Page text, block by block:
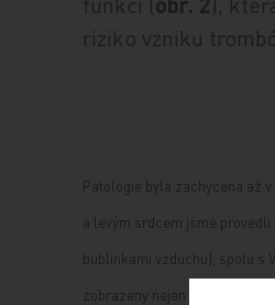
riziko vzniku
Patologie byla zachycena až
a levým srdcem jsme
bublinkami vzduchu), spolu s
zobrazeny nejen v pravé síni